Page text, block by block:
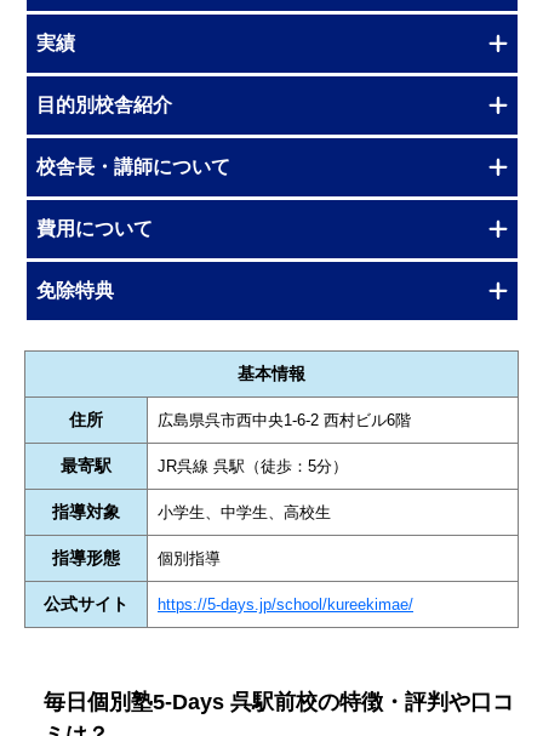
実績
目的別校舎紹介
校舎長・講師について
費用について
免除特典
基本情報
住所 広島県呉市西中央1-6-2 西村ビル6階
最寄駅 JR呉線 呉駅（徒歩：5分）
指導対象 小学生、中学生、高校生
指導形態 個別指導
公式サイト https://5-days.jp/school/kureekimae/
毎日個別塾5-Days 呉駅前校の特徴・評判や口コ